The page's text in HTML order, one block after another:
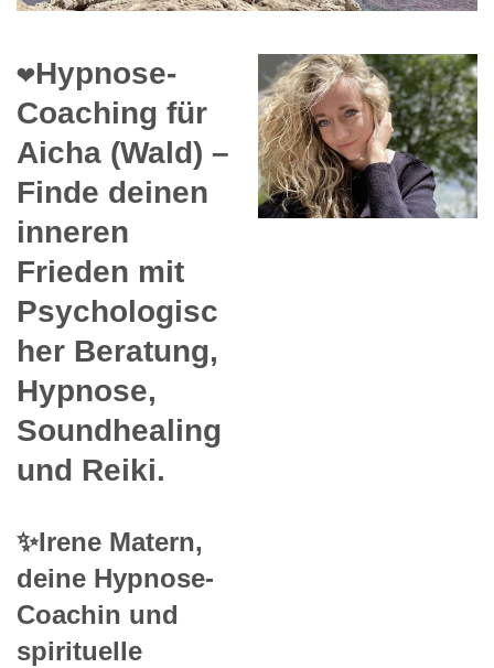
❤️Hypnose-
Coaching für
Aicha (Wald) –
Finde deinen
inneren
Frieden mit
Psychologisc
her Beratung,
Hypnose,
Soundhealing
und Reiki.
✨Irene Matern,
deine Hypnose-
Coachin und
spirituelle